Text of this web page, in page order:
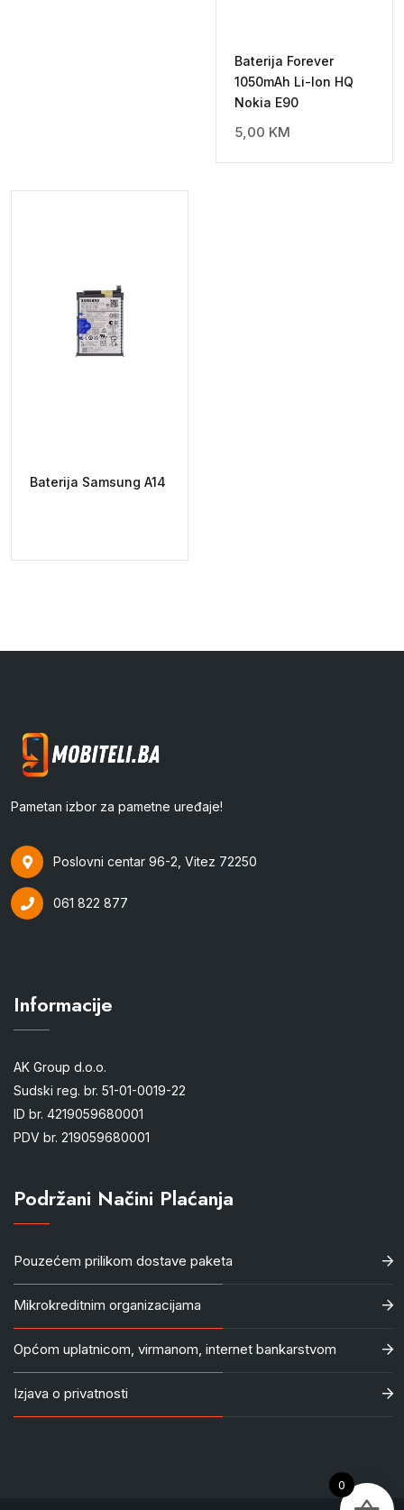
Baterija Forever
1050mAh Li-Ion HQ
Nokia E90
5,00 KM
Baterija Samsung A14
Pametan izbor za pametne uređaje!
Poslovni centar 96-2, Vitez 72250
061 822 877
Informacije
AK Group d.o.o.
Sudski reg. br. 51-01-0019-22
ID br. 4219059680001
PDV br. 219059680001
Podržani Načini Plaćanja
Pouzećem prilikom dostave paketa
Mikrokreditnim organizacijama
Općom uplatnicom, virmanom, internet bankarstvom
Izjava o privatnosti
0